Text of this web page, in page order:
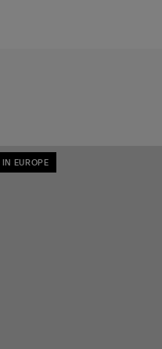
IN EUROPE